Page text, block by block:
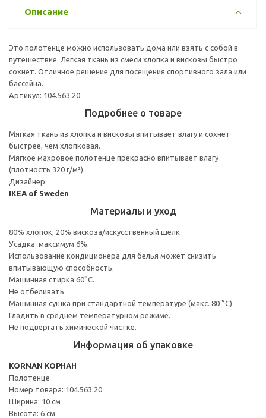
Описание
Это полотенце можно использовать дома или взять с собой в
путешествие. Легкая ткань из смеси хлопка и вискозы быстро
сохнет. Отличное решение для посещения спортивного зала или
бассейна.
Артикул: 104.563.20
Подробнее о товаре
Мягкая ткань из хлопка и вискозы впитывает влагу и сохнет
быстрее, чем хлопковая.
Мягкое махровое полотенце прекрасно впитывает влагу
(плотность 320 г/м²).
Дизайнер:
IKEA of Sweden
Материалы и уход
80% хлопок, 20% вискоза/искусственный шелк
Усадка: максимум 6%.
Использование кондиционера для белья может снизить
впитывающую способность.
Машинная стирка 60°С.
Не отбеливать.
Машинная сушка при стандартной температуре (макс. 80 °C).
Гладить в среднем температурном режиме.
Не подвергать химической чистке.
Информация об упаковке
KORNAN КОРНАН
Полотенце
Номер товара: 104.563.20
Ширина: 10 см
Высота: 6 см